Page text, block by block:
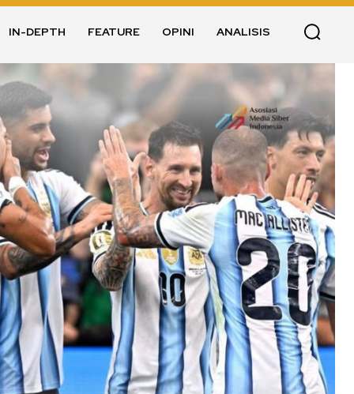
IN-DEPTH FEATURE OPINI ANALISIS